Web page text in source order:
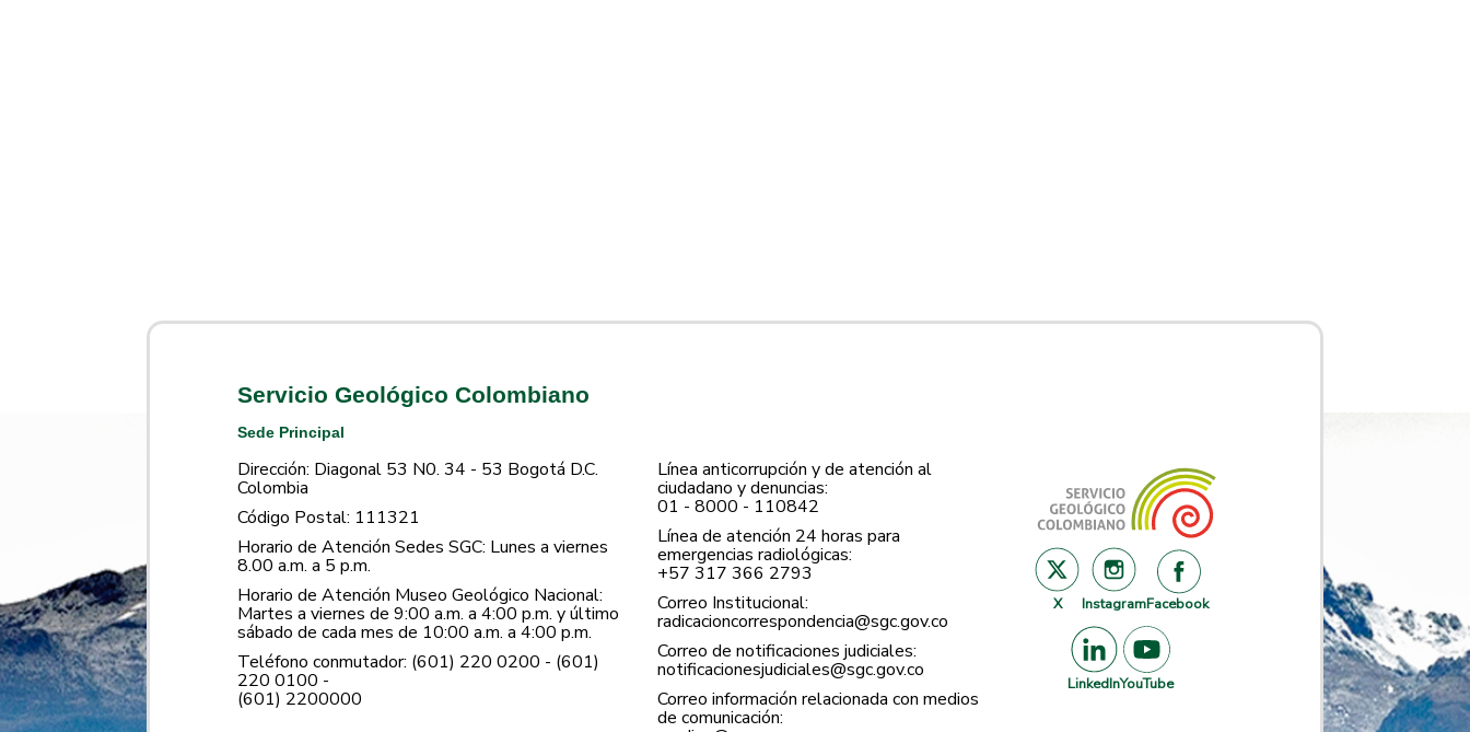
Servicio Geológico Colombiano
Sede Principal
Dirección: Diagonal 53 N0. 34 - 53 Bogotá D.C.
Colombia
Código Postal: 111321
Horario de Atención Sedes SGC: Lunes a viernes
8.00 a.m. a 5 p.m.
Horario de Atención Museo Geológico Nacional:
Martes a viernes de 9:00 a.m. a 4:00 p.m. y último
sábado de cada mes de 10:00 a.m. a 4:00 p.m.
Teléfono conmutador: (601) 220 0200 - (601)
220 0100 -
(601) 2200000
Línea anticorrupción y de atención al
ciudadano y denuncias:
01 - 8000 - 110842
Línea de atención 24 horas para
emergencias radiológicas:
+57 ​317 366 2793
Correo Institucional:
radicacioncorrespondencia@sgc.gov.co
Correo de notificaciones judiciales:
notificacionesjudiciales@sgc.gov.co
Correo información relacionada con medios
de comunicación:
X InstagramFacebook
LinkedInYouTube